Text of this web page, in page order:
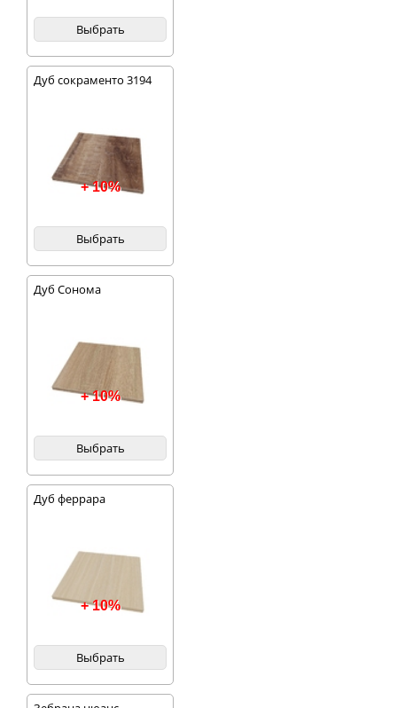
Выбрать
Дуб сокраменто 3194
+ 10%
Выбрать
Дуб Сонома
+ 10%
Выбрать
Дуб феррара
+ 10%
Выбрать